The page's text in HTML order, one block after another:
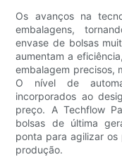
Os avanços na
embalagens,
envase de bolsas
aumentam a
embalagem precisos,
O nível de
incorporados ao
preço. A Techflow
bolsas de última
ponta para agilizar os
produção.